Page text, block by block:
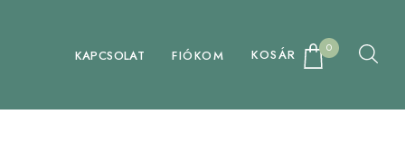
KAPCSOLAT FIÓKOM KOSÁR 0